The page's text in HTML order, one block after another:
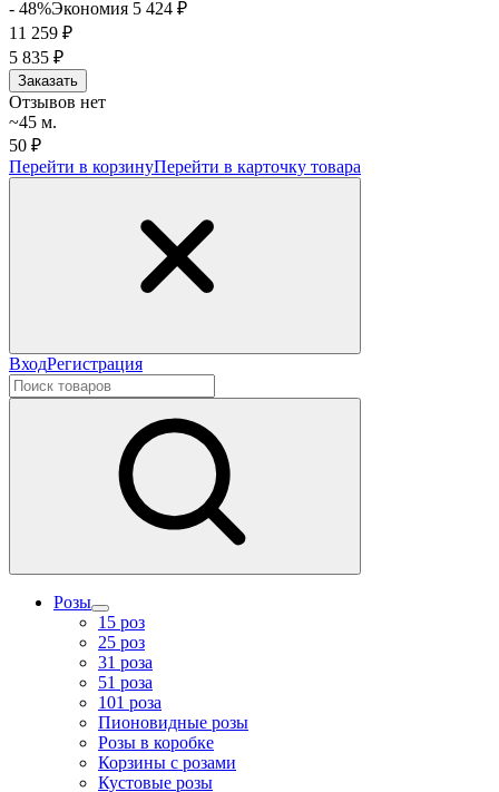
- 48%Экономия 5 424 ₽
11 259 ₽
5 835 ₽
Заказать
Отзывов нет
~45 м.
50 ₽
Перейти в корзинуПерейти в карточку товара
ВходРегистрация
Розы
15 роз
25 роз
31 роза
51 роза
101 роза
Пионовидные розы
Розы в коробке
Корзины с розами
Кустовые розы